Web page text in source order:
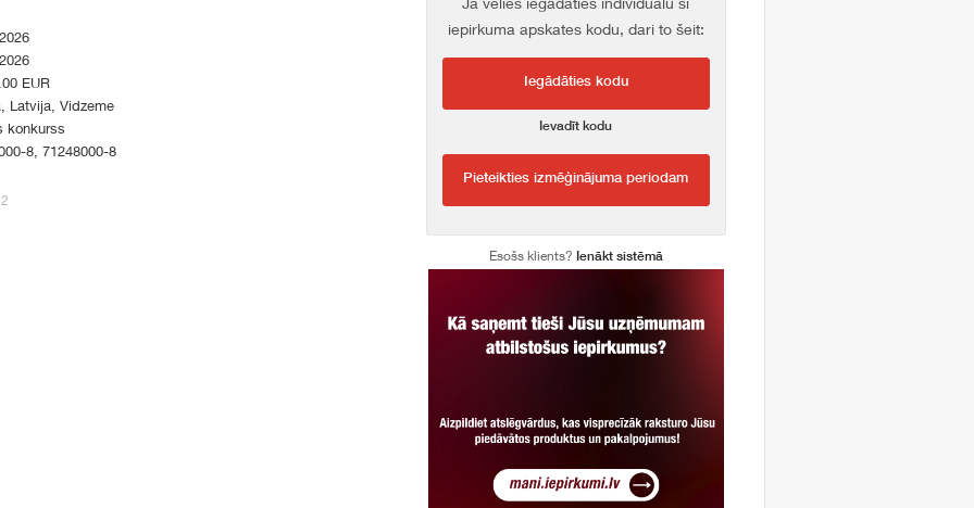
EUR
Latvija, Vidzeme
konkurss
8, 71248000-8
Ja vēlies iegādāties individuālu šī
iepirkuma apskates kodu, dari to šeit:
Iegādāties kodu
Ievadīt kodu
Pieteikties izmēģinājuma periodam
Esošs klients? Ienākt sistēmā